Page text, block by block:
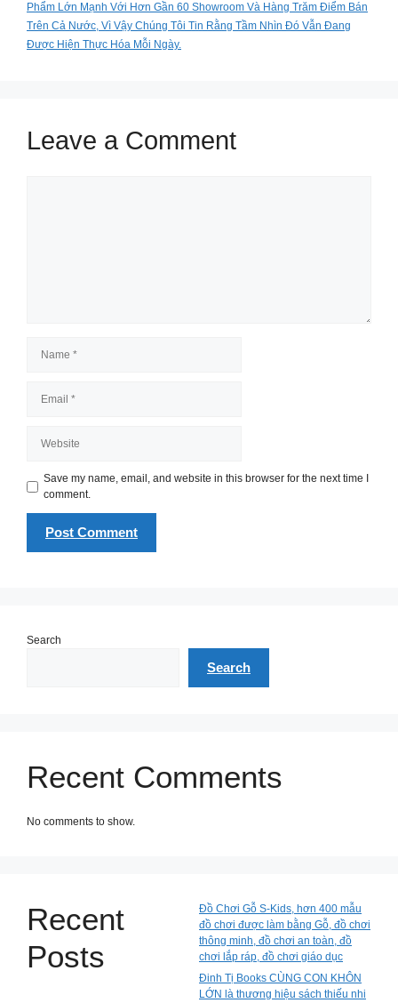
Phẩm Lớn Mạnh Với Hơn Gần 60 Showroom Và Hàng Trăm Điểm Bán
Trên Cả Nước, Vì Vậy Chúng Tôi Tin Rằng Tầm Nhìn Đó Vẫn Đang
Được Hiện Thực Hóa Mỗi Ngày.
Leave a Comment
Save my name, email, and website in this browser for the next time I
comment.
Search
Search
Recent Comments
No comments to show.
Recent
Posts
Đồ Chơi Gỗ S-Kids, hơn 400 mẫu
đồ chơi được làm bằng Gỗ, đồ chơi
thông minh, đồ chơi an toàn, đồ
chơi lắp ráp, đồ chơi giáo dục
Đinh Tị Books CÙNG CON KHÔN
LỚN là thương hiệu sách thiếu nhi